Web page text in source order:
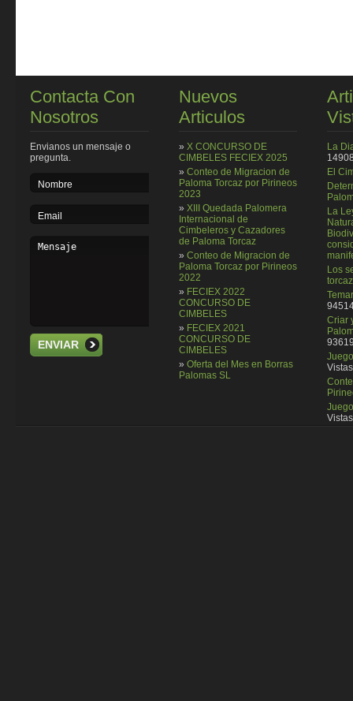
Contacta Con
Nosotros
Envianos un mensaje o
pregunta.
ENVIAR
Nuevos
Articulos
» X CONCURSO DE
CIMBELES FECIEX 2025
» Conteo de Migracion de
Paloma Torcaz por Pirineos
2023
» XIII Quedada Palomera
Internacional de
Cimbeleros y Cazadores
de Paloma Torcaz
» Conteo de Migracion de
Paloma Torcaz por Pirineos
2022
» FECIEX 2022
CONCURSO DE
CIMBELES
» FECIEX 2021
CONCURSO DE
CIMBELES
» Oferta del Mes en Borras
Palomas SL
La
El
La
Los
torcaz
Criar
Vistas
Vistas